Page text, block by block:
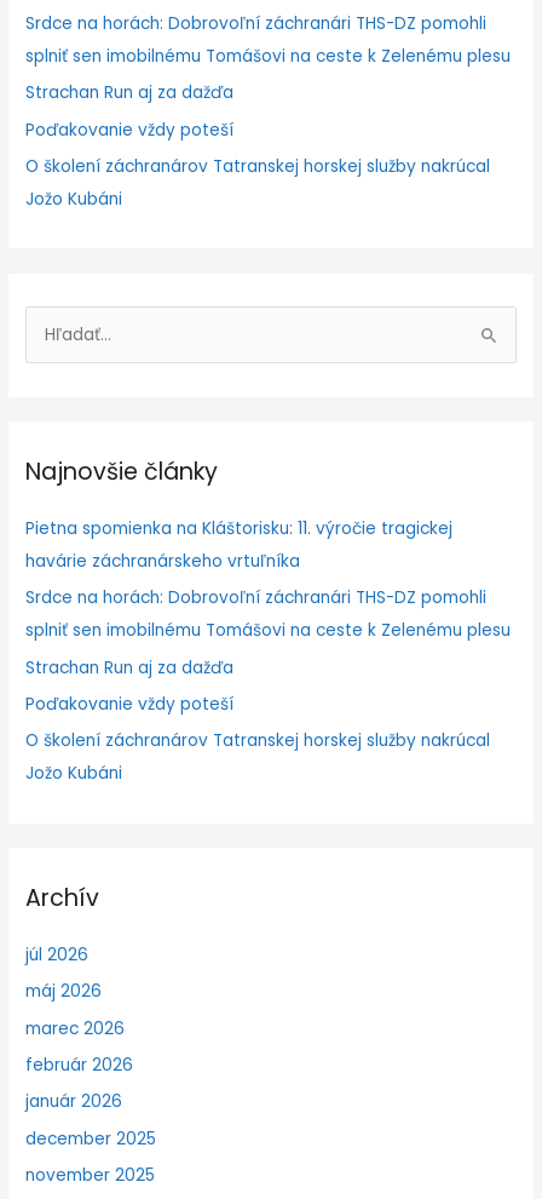
Srdce na horách: Dobrovoľní záchranári THS-DZ pomohli
splniť sen imobilnému Tomášovi na ceste k Zelenému plesu
Strachan Run aj za dažďa
Poďakovanie vždy poteší
O školení záchranárov Tatranskej horskej služby nakrúcal
Jožo Kubáni
a
a
ť
:
Najnovšie články
Pietna spomienka na Kláštorisku: 11. výročie tragickej
havárie záchranárskeho vrtuľníka
Srdce na horách: Dobrovoľní záchranári THS-DZ pomohli
splniť sen imobilnému Tomášovi na ceste k Zelenému plesu
Strachan Run aj za dažďa
Poďakovanie vždy poteší
O školení záchranárov Tatranskej horskej služby nakrúcal
Jožo Kubáni
Archív
júl 2026
máj 2026
marec 2026
február 2026
január 2026
december 2025
november 2025